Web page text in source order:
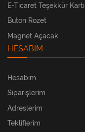
E-Ticaret Teşekkür Kartı
Buton Rozet
Magnet Açacak
HESABIM
Hesabım
Siparişlerim
Adreslerim
Tekliflerim